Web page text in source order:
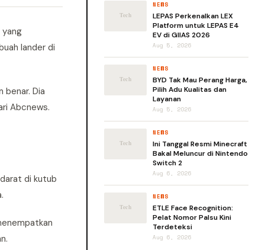
yang
lander di
benar. Dia
Abcnews.
di kutub
NEWS
LEPAS Perkenalkan LEX
Platform untuk LEPAS E4
EV di GIIAS 2026
Aug 5, 2026
NEWS
BYD Tak Mau Perang Harga,
Pilih Adu Kualitas dan
Layanan
Aug 5, 2026
NEWS
Ini Tanggal Resmi Minecraft
Bakal Meluncur di Nintendo
Switch 2
Aug 6, 2026
NEWS
ETLE Face Recognition:
Pelat Nomor Palsu Kini
Terdeteksi
Aug 6, 2026